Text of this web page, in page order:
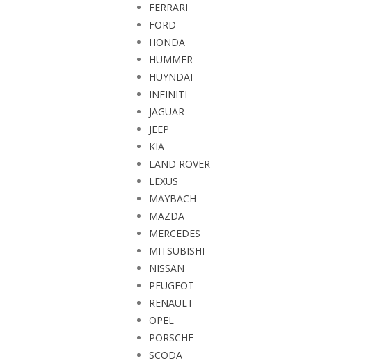
FERRARI
FORD
HONDA
HUMMER
HUYNDAI
INFINITI
JAGUAR
JEEP
KIA
LAND ROVER
LEXUS
MAYBACH
MAZDA
MERCEDES
MITSUBISHI
NISSAN
PEUGEOT
RENAULT
OPEL
PORSCHE
SCODA